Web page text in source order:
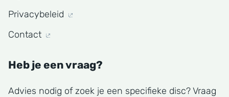
Privacybeleid
Contact
Heb je een vraag?
Advies nodig of zoek je een specifieke disc? Vraag